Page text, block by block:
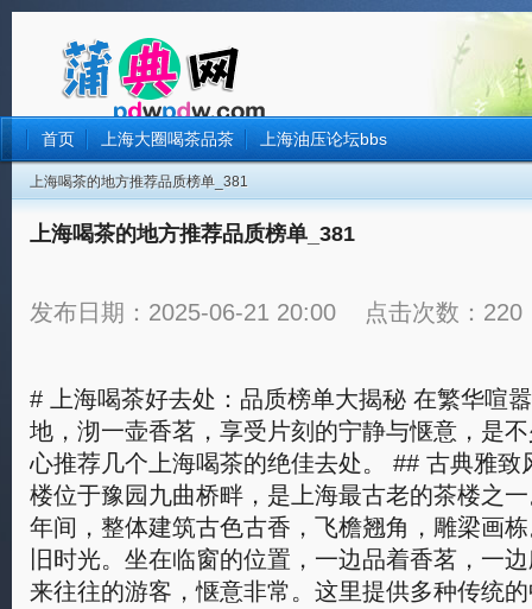
首页 上海大圈喝茶品茶 上海油压论坛bbs
上海喝茶的地方推荐品质榜单_381
上海喝茶的地方推荐品质榜单_381
发布日期：2025-06-21 20:00 点击次数：220
# 上海喝茶好去处：品质榜单大揭秘 在繁华喧
地，沏一壶香茗，享受片刻的宁静与惬意，是
心推荐几个上海喝茶的绝佳去处。 ## 古典雅
楼位于豫园九曲桥畔，是上海最古老的茶楼之
年间，整体建筑古色古香，飞檐翘角，雕梁画
旧时光。坐在临窗的位置，一边品着香茗，一
来往往的游客，惬意非常。这里提供多种传统